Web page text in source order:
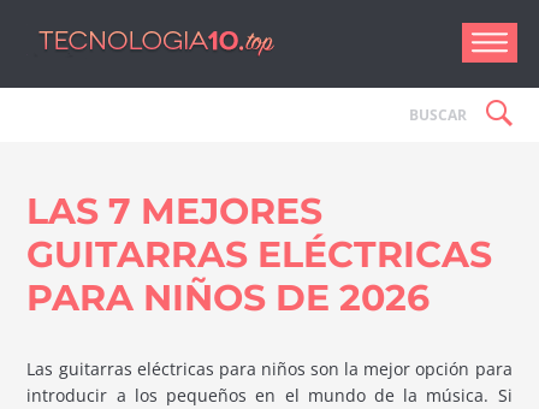
LAS 7 MEJORES
GUITARRAS ELÉCTRICAS
PARA NIÑOS DE 2026
Las guitarras eléctricas para niños son la mejor opción para
introducir a los pequeños en el mundo de la música. Si